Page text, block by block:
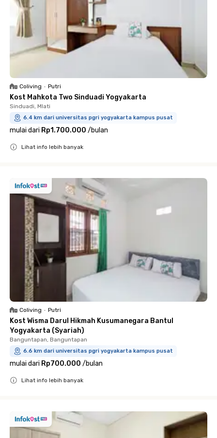
Coliving • Putri
Kost Mahkota Two Sinduadi Yogyakarta
Sinduadi, Mlati
6.4 km dari universitas pgri yogyakarta kampus pusat
mulai dari Rp1.700.000 /bulan
Lihat info lebih banyak
Coliving • Putri
Kost Wisma Darul Hikmah Kusumanegara Bantul
Yogyakarta (Syariah)
Banguntapan, Banguntapan
6.6 km dari universitas pgri yogyakarta kampus pusat
mulai dari Rp700.000 /bulan
Lihat info lebih banyak